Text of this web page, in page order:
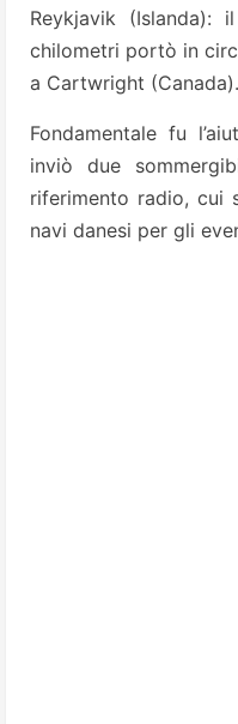
Reykjavik (Islanda):
chilometri portò in
a Cartwright (Canada).
Fondamentale fu
inviò due
riferimento radio, cui
navi danesi per gli